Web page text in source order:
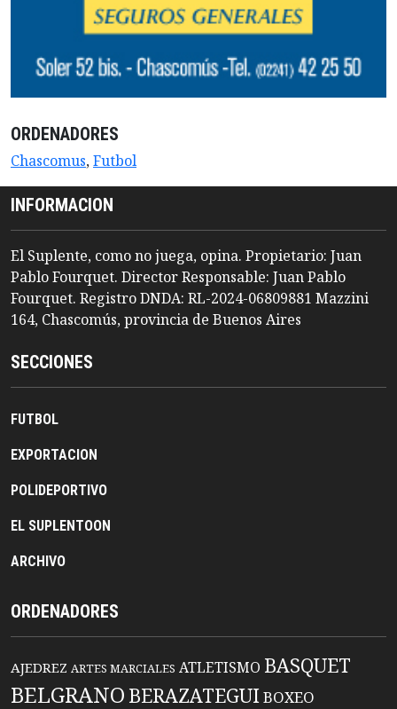
ORDENADORES
Chascomus,Futbol
INFORMACION
El Suplente, como no juega, opina. Propietario: Juan
Pablo Fourquet. Director Responsable: Juan Pablo
Fourquet. Registro DNDA: RL-2024-06809881 Mazzini
164, Chascomús, provincia de Buenos Aires
SECCIONES
FUTBOL
EXPORTACION
POLIDEPORTIVO
EL SUPLENTOON
ARCHIVO
ORDENADORES
AJEDREZ ARTES MARCIALES ATLETISMO BASQUET
BELGRANO BERAZATEGUIBOXEO